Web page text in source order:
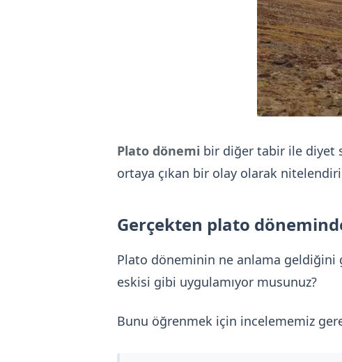
Plato dönemi bir diğer tabir ile diyet
ortaya çıkan bir olay olarak
Gerçekten plato
Plato döneminin ne anlama geldiğini
eskisi gibi uygulamıyor musunuz?
Bunu öğrenmek için incelememiz